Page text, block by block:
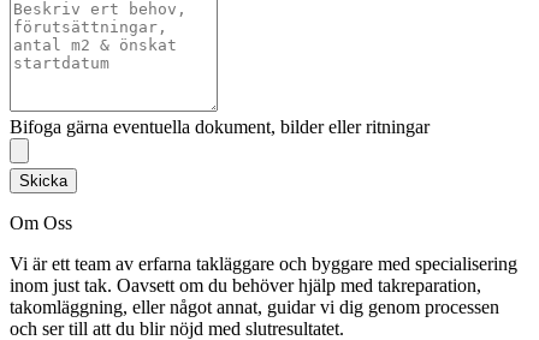
Bifoga gärna eventuella dokument, bilder eller ritningar
Skicka
Om Oss
Vi är ett team av erfarna takläggare och byggare med specialisering
inom just tak. Oavsett om du behöver hjälp med takreparation,
takomläggning, eller något annat, guidar vi dig genom processen
och ser till att du blir nöjd med slutresultatet.